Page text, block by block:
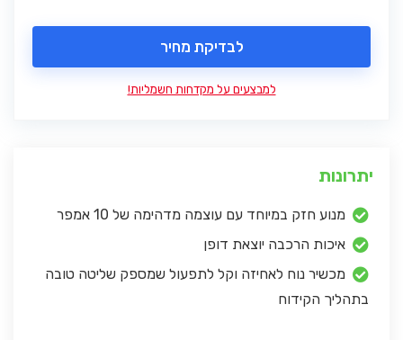
לבדיקת מחיר
למבצעים על מקדחות חשמליות!
יתרונות
מנוע חזק במיוחד עם עוצמה מדהימה של 10 אמפר
איכות הרכבה יוצאת דופן
מכשיר נוח לאחיזה וקל לתפעול שמספק שליטה טובה
בתהליך הקידוח